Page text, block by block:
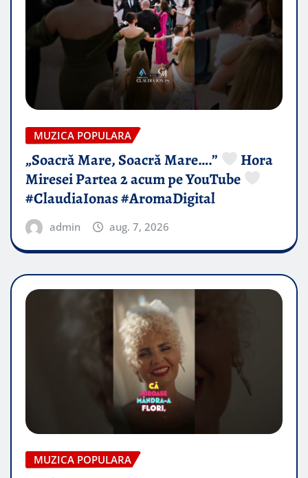
MUZICA POPULARA
„Soacră Mare, Soacră Mare….”
Hora
Miresei Partea 2 acum pe YouTube
#ClaudiaIonas #AromaDigital
admin aug. 7, 2026
MUZICA POPULARA